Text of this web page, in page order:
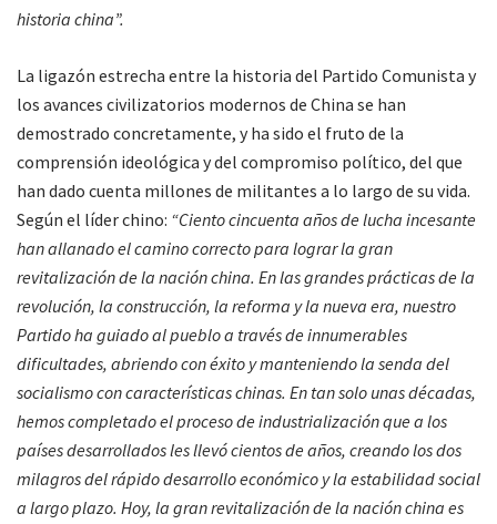
historia china”.
La ligazón estrecha entre la historia del Partido Comunista y
los avances civilizatorios modernos de China se han
demostrado concretamente, y ha sido el fruto de la
comprensión ideológica y del compromiso político, del que
han dado cuenta millones de militantes a lo largo de su vida.
Según el líder chino: “Ciento cincuenta años de lucha incesante
han allanado el camino correcto para lograr la gran
revitalización de la nación china. En las grandes prácticas de la
revolución, la construcción, la reforma y la nueva era, nuestro
Partido ha guiado al pueblo a través de innumerables
dificultades, abriendo con éxito y manteniendo la senda del
socialismo con características chinas. En tan solo unas décadas,
hemos completado el proceso de industrialización que a los
países desarrollados les llevó cientos de años, creando los dos
milagros del rápido desarrollo económico y la estabilidad social
a largo plazo. Hoy, la gran revitalización de la nación china es